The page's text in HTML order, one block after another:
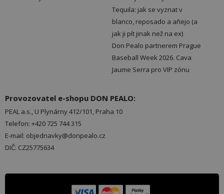
Tequila: jak se vyznat v
blanco, reposado a añejo (a
jak ji pít jinak než na ex)
Don Pealo partnerem Prague
Baseball Week 2026. Cava
Jaume Serra pro VIP zónu
Provozovatel e-shopu DON PEALO:
PEAL a.s., U Plynárny 412/101, Praha 10
Telefon: +420 725 744 315
E-mail: objednavky@donpealo.cz
DIČ: CZ25775634